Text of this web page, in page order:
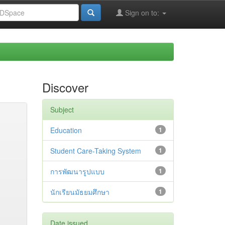
Sign on to:
Discover
Subject
1
Education
1
Student Care-Taking System
1
การพัฒนารูปแบบ
1
นักเรียนมัธยมศึกษา
Date issued